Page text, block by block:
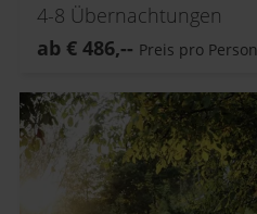
4-8 Übernachtungen
ab € 486,-- Preis pro Person